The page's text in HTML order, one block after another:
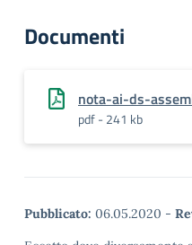
Documenti
nota-ai-ds-
pdf - 241 kb
Pubblicato: 06.05.2020 -